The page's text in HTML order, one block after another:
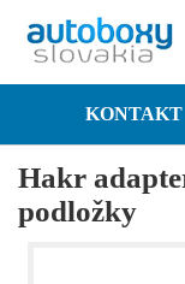
KONTAKT
Hakr
podložky